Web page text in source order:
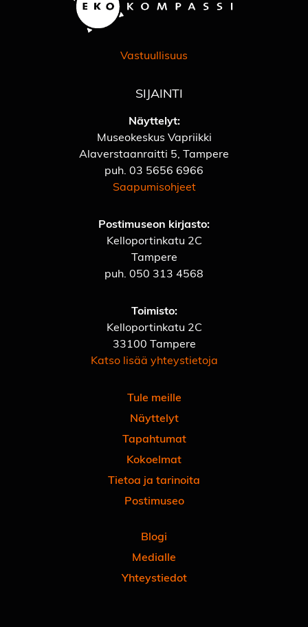
Vastuullisuus
SIJAINTI
Näyttelyt:
Museokeskus Vapriikki
Alaverstaanraitti 5, Tampere
puh. 03 5656 6966
Saapumisohjeet
Postimuseon kirjasto:
Kelloportinkatu 2C
Tampere
puh. 050 313 4568
Toimisto:
Kelloportinkatu 2C
33100 Tampere
Katso lisää yhteystietoja
Tule meille
Näyttelyt
Tapahtumat
Kokoelmat
Tietoa ja tarinoita
Postimuseo
Blogi
Medialle
Yhteystiedot